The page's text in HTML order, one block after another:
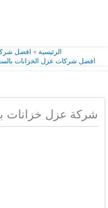
الرئيسية
افضل
افضل شركات عزل الخزانات
شركة عزل خزانات